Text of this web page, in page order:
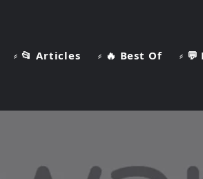
⸗ 📂 Articles ⸗ 🔥 Best Of ⸗